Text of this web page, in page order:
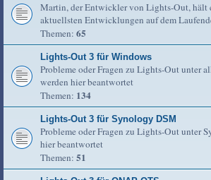
Martin, der Entwickler von Lights-Out, hält
aktuellsten Entwicklungen auf dem
Themen: 65
Lights-Out 3 für Windows
Probleme oder Fragen zu Lights-Out unter
werden hier beantwortet
Themen: 134
Lights-Out 3 für Synology DSM
Probleme oder Fragen zu Lights-Out unter
hier beantwortet
Themen: 51